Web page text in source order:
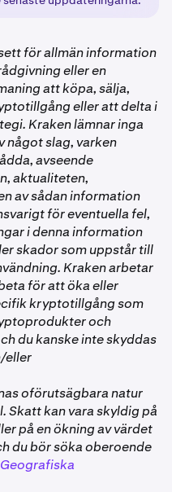
(insättningar och
direkt till ditt konto
nya token, se:
the-breakdown-
för allmän information
eller en
att köpa, sälja,
eller att delta i
Kraken lämnar inga
något slag, varken
avseende
aktualiteten,
av sådan information
för eventuella fel,
i denna information
skador som uppstår till
Kraken arbetar
för att öka eller
kryptotillgång som
och
du kanske inte skyddas
eller
oförutsägbara natur
Skatt kan vara skyldig på
på en ökning av värdet
du bör söka oberoende
Geografiska